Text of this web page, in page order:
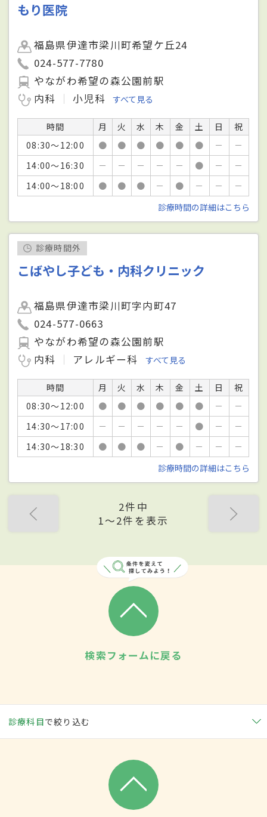
もり医院
福島県伊達市梁川町希望ケ丘24
024-577-7780
やながわ希望の森公園前駅
内科
小児科 すべて見る
時間 月 火 水 木 金 土 日
祝
08:30～12:00
● ● ● ● ● ● －
－
14:00～16:30
－ － － － － ● －
－
14:00～18:00
● ● ● － ● － －
－
診療時間の詳細はこちら
診療時間外
こばやし子ども・内科クリニック
福島県伊達市梁川町字内町47
024-577-0663
やながわ希望の森公園前駅
内科
アレルギー科 すべて見る
時間 月 火 水 木 金 土 日
祝
08:30～12:00
● ● ● ● ● ● －
－
14:30～17:00
－ － － － － ● －
－
14:30～18:30
● ● ● － ● － －
－
診療時間の詳細はこちら
2件中
1〜2件を表示
検索フォームに戻る
診療科目で絞り込む